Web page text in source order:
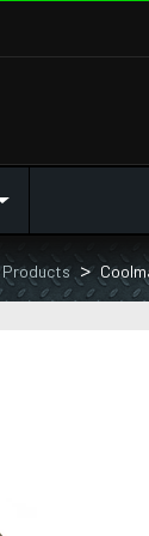
Products